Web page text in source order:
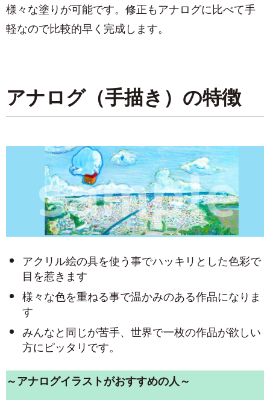
様々な塗りが可能です。修正もアナログに比べて手
軽なので比較的早く完成します。
アナログ（手描き）の特徴
アクリル絵の具を使う事でハッキリとした色彩で
目を惹きます
様々な色を重ねる事で温かみのある作品になりま
す
みんなと同じが苦手、世界で一枚の作品が欲しい
方にピッタリです。
～アナログイラストがおすすめの人～